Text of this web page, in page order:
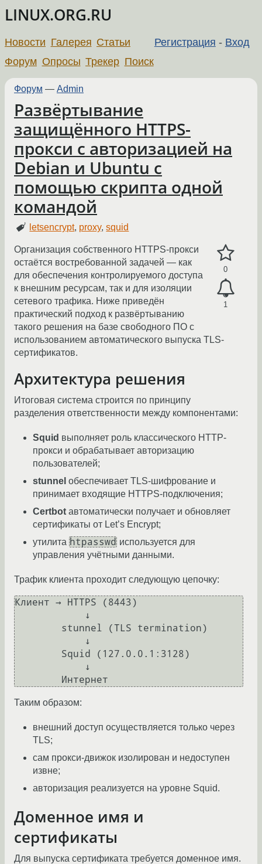
LINUX.ORG.RU
Регистрация - Вход
Новости Галерея Статьи
Форум Опросы Трекер Поиск
Форум — Admin
Развёртывание
защищённого HTTPS-
прокси с авторизацией на
Debian и Ubuntu с
помощью скрипта одной
командой
letsencrypt, proxy,squid
0
1
Организация собственного HTTPS-прокси
остаётся востребованной задачей — как
для обеспечения контролируемого доступа
к внешним ресурсам, так и для изоляции
сетевого трафика. Ниже приведён
практический подход к развёртыванию
такого решения на базе свободного ПО с
использованием автоматического выпуска TLS-
сертификатов.
Архитектура решения
Итоговая система строится по принципу
разделения ответственности между компонентами:
Squid выполняет роль классического HTTP-
прокси и обрабатывает авторизацию
пользователей;
stunnel обеспечивает TLS-шифрование и
принимает входящие HTTPS-подключения;
Certbot автоматически получает и обновляет
сертификаты от Let’s Encrypt;
утилита htpasswd используется для
управления учётными данными.
Трафик клиента проходит следующую цепочку:
Клиент → HTTPS (8443)
Таким образом:
внешний доступ осуществляется только через
TLS;
сам прокси-движок изолирован и недоступен
извне;
авторизация реализуется на уровне Squid.
Доменное имя и
сертификаты
Для выпуска сертификата требуется доменное имя.